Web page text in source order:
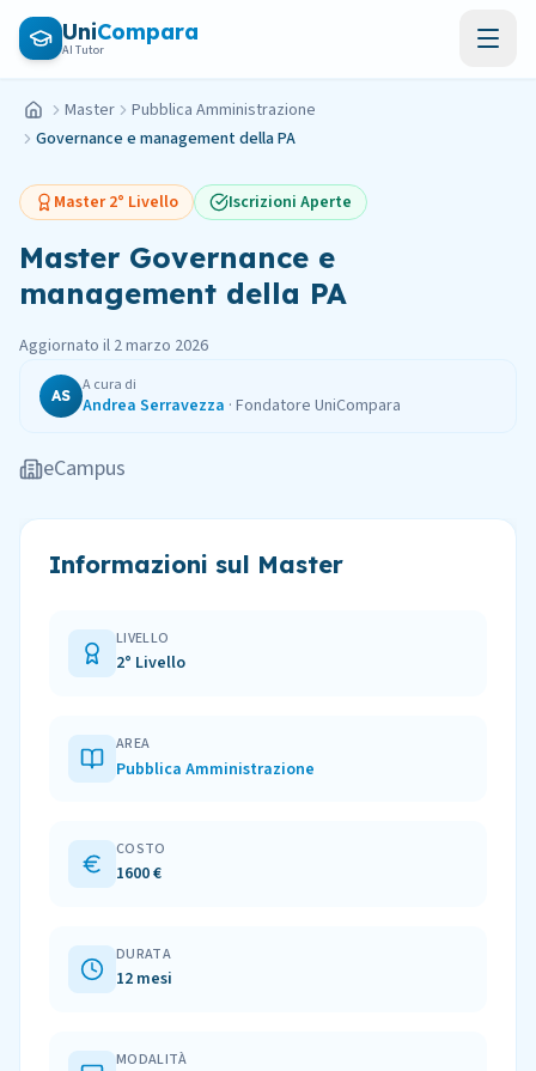
Vai al contenuto principale
UniCompara
AI Tutor
Home Master
Pubblica Amministrazione
Governance e management della PA
Master2° Livello Iscrizioni Aperte
Master Governance e
management della PA
Aggiornato il 2 marzo 2026
AS
A cura di
Andrea Serravezza · Fondatore UniCompara
eCampus
Informazioni sul Master
LIVELLO
2° Livello
AREA
Pubblica Amministrazione
COSTO
1600 €
DURATA
12 mesi
MODALITÀ